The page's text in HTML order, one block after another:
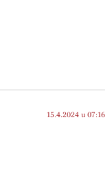
15.4.2024 u 07:16